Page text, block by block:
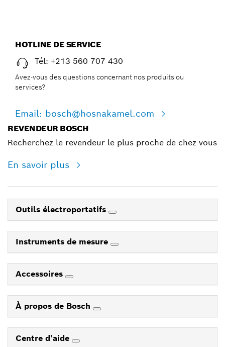
HOTLINE DE SERVICE
Tél: +213 560 707 430
Avez-vous des questions concernant nos produits ou
services?
Email: bosch@hosnakamel.com
REVENDEUR BOSCH
Recherchez le revendeur le plus proche de chez vous
En savoir plus
Outils électroportatifs
Instruments de mesure
Accessoires
À propos de Bosch
Centre d’aide